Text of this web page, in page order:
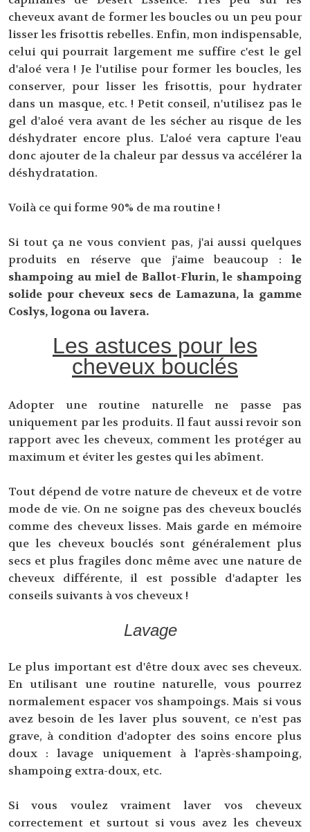
cheveux avant de former les boucles ou un peu pour
lisser les frisottis rebelles. Enfin, mon indispensable,
celui qui pourrait largement me suffire c'est le gel
d'aloé vera ! Je l'utilise pour former les boucles, les
conserver, pour lisser les frisottis, pour hydrater
dans un masque, etc. ! Petit conseil, n'utilisez pas le
gel d'aloé vera avant de les sécher au risque de les
déshydrater encore plus. L'aloé vera capture l'eau
donc ajouter de la chaleur par dessus va accélérer la
déshydratation.
Voilà ce qui forme 90% de ma routine !
Si tout ça ne vous convient pas, j'ai aussi quelques
produits en réserve que j'aime beaucoup : le
shampoing au miel de Ballot-Flurin, le shampoing
solide pour cheveux secs de Lamazuna, la gamme
Coslys, logona ou lavera.
Les astuces pour les
cheveux bouclés
Adopter une routine naturelle ne passe pas
uniquement par les produits. Il faut aussi revoir son
rapport avec les cheveux, comment les protéger au
maximum et éviter les gestes qui les abîment.
Tout dépend de votre nature de cheveux et de votre
mode de vie. On ne soigne pas des cheveux bouclés
comme des cheveux lisses. Mais garde en mémoire
que les cheveux bouclés sont généralement plus
secs et plus fragiles donc même avec une nature de
cheveux différente, il est possible d'adapter les
conseils suivants à vos cheveux !
Lavage
Le plus important est d'être doux avec ses cheveux.
En utilisant une routine naturelle, vous pourrez
normalement espacer vos shampoings. Mais si vous
avez besoin de les laver plus souvent, ce n'est pas
grave, à condition d'adopter des soins encore plus
doux : lavage uniquement à l'après-shampoing,
shampoing extra-doux, etc.
Si vous voulez vraiment laver vos cheveux
correctement et surtout si vous avez les cheveux